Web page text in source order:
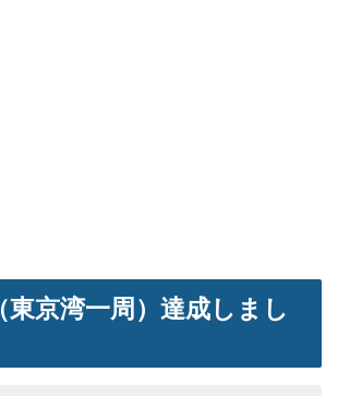
東京湾一周）達成しまし